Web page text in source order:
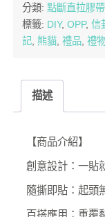
分類: 點斷直拉膠帶
標籤: DIY, OPP, 信
記, 熊貓, 禮品, 禮
描述
【商品介紹】
創意設計：一貼
隨撕即貼：起頭
百搭應用：重覆